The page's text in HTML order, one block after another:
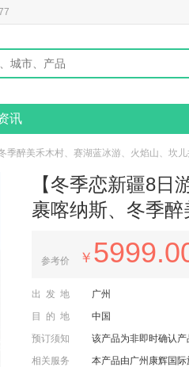
讯
季醉美禾木村、赛湖蓝冰游、火焰山、坎
【冬季恋新疆8
裹喀纳斯、冬季
参考价 ￥
出发地
广州
目的地
中国
预订须知
该产品为非即时确认
相关服务
本产品由广州康辉国